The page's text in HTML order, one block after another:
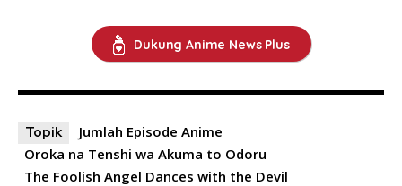
Dukung Anime News Plus
Topik
Jumlah Episode Anime
Oroka na Tenshi wa Akuma to Odoru
The Foolish Angel Dances with the Devil